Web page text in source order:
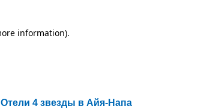
Отели 4 звезды в Айя-Напа